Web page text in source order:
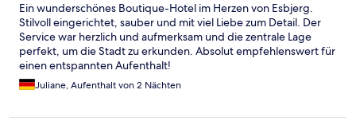
Ein wunderschönes Boutique-Hotel im Herzen von Esbjerg.
Stilvoll eingerichtet, sauber und mit viel Liebe zum Detail. Der
Service war herzlich und aufmerksam und die zentrale Lage
perfekt, um die Stadt zu erkunden. Absolut empfehlenswert für
einen entspannten Aufenthalt!
Juliane, Aufenthalt von 2 Nächten